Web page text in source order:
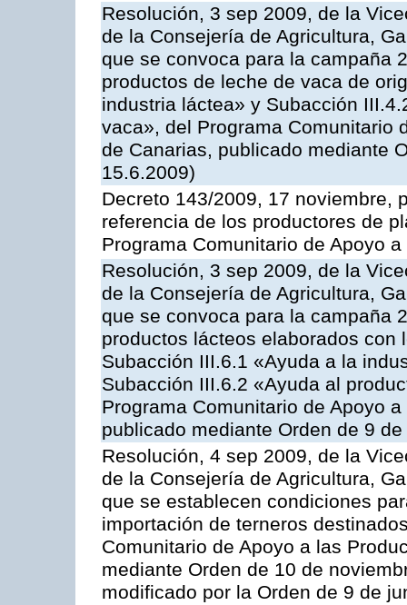
Resolución, 3 sep 2009, de la
de la Consejería de Agricultura,
que se convoca para la campaña
productos de leche de vaca de
industria láctea» y Subacción
vaca», del Programa Comunitario
de Canarias, publicado mediante
15.6.2009)
Decreto 143/2009, 17 noviembre,
referencia de los productores de
Programa Comunitario de Apoyo
Resolución, 3 sep 2009, de la
de la Consejería de Agricultura,
que se convoca para la campaña
productos lácteos elaborados
Subacción III.6.1 «Ayuda a la
Subacción III.6.2 «Ayuda al
Programa Comunitario de Apoyo
publicado mediante Orden de 9
Resolución, 4 sep 2009, de la
de la Consejería de Agricultura,
que se establecen condiciones
importación de terneros
Comunitario de Apoyo a las
mediante Orden de 10 de
modificado por la Orden de 9 de